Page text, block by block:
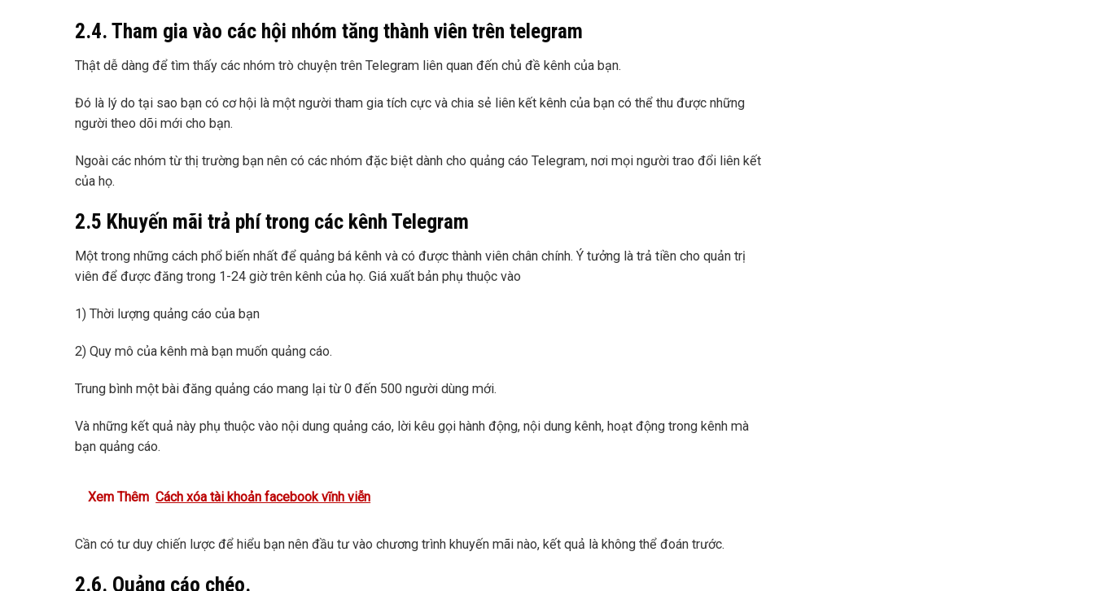
2.4. Tham gia vào các hội nhóm tăng thành viên trên telegram
Thật dễ dàng để tìm thấy các nhóm trò chuyện trên Telegram liên quan đến chủ đề kênh của bạn.
Đó là lý do tại sao bạn có cơ hội là một người tham gia tích cực và chia sẻ liên kết kênh của bạn có thể thu được những
người theo dõi mới cho bạn.
Ngoài các nhóm từ thị trường bạn nên có các nhóm đặc biệt dành cho quảng cáo Telegram, nơi mọi người trao đổi liên kết
của họ.
2.5 Khuyến mãi trả phí trong các kênh Telegram
Một trong những cách phổ biến nhất để quảng bá kênh và có được thành viên chân chính. Ý tưởng là trả tiền cho quản trị
viên để được đăng trong 1-24 giờ trên kênh của họ. Giá xuất bản phụ thuộc vào
1) Thời lượng quảng cáo của bạn
2) Quy mô của kênh mà bạn muốn quảng cáo.
Trung bình một bài đăng quảng cáo mang lại từ 0 đến 500 người dùng mới.
Và những kết quả này phụ thuộc vào nội dung quảng cáo, lời kêu gọi hành động, nội dung kênh, hoạt động trong kênh mà
bạn quảng cáo.
Xem Thêm Cách xóa tài khoản facebook vĩnh viễn
Cần có tư duy chiến lược để hiểu bạn nên đầu tư vào chương trình khuyến mãi nào, kết quả là không thể đoán trước.
2.6. Quảng cáo chéo.